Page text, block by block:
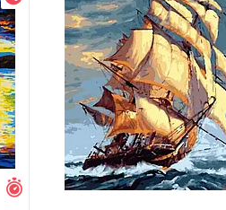
Залишилось 6 днів